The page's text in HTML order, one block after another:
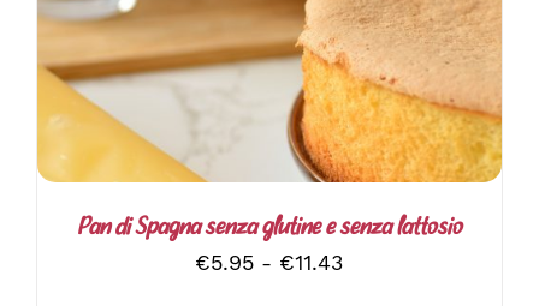
PRODOTTO
HA
PIÙ
VARIANTI.
OPZIONI
POSSONO
SCELTE
NELLA
PAGINA
Pan di Spagna senza glutine e senza lattosio
€5.95 - €11.43